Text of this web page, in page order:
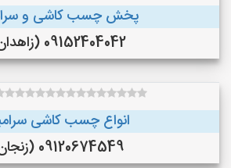
پخش چسب کاشی و
09152404042 (زاهدان )
انواع چسب کاشی
09120674549 (زنجان )